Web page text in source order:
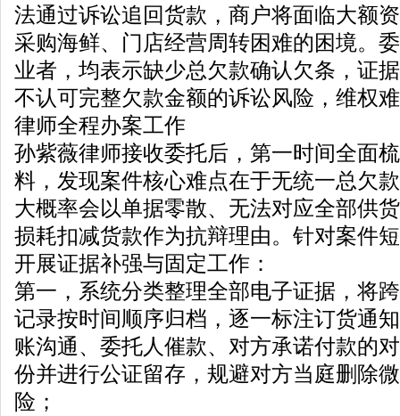
法通过诉讼追回货款，商户将面临大额
采购海鲜、门店经营周转困难的困境。
业者，均表示缺少总欠款确认欠条，证
不认可完整欠款金额的诉讼风险，维权
律师全程办案工作
孙紫薇律师接收委托后，第一时间全面
料，发现案件核心难点在于无统一总欠
大概率会以单据零散、无法对应全部供
损耗扣减货款作为抗辩理由。针对案件
开展证据补强与固定工作：
第一，系统分类整理全部电子证据，将
记录按时间顺序归档，逐一标注订货通
账沟通、委托人催款、对方承诺付款的
份并进行公证留存，规避对方当庭删除
险；